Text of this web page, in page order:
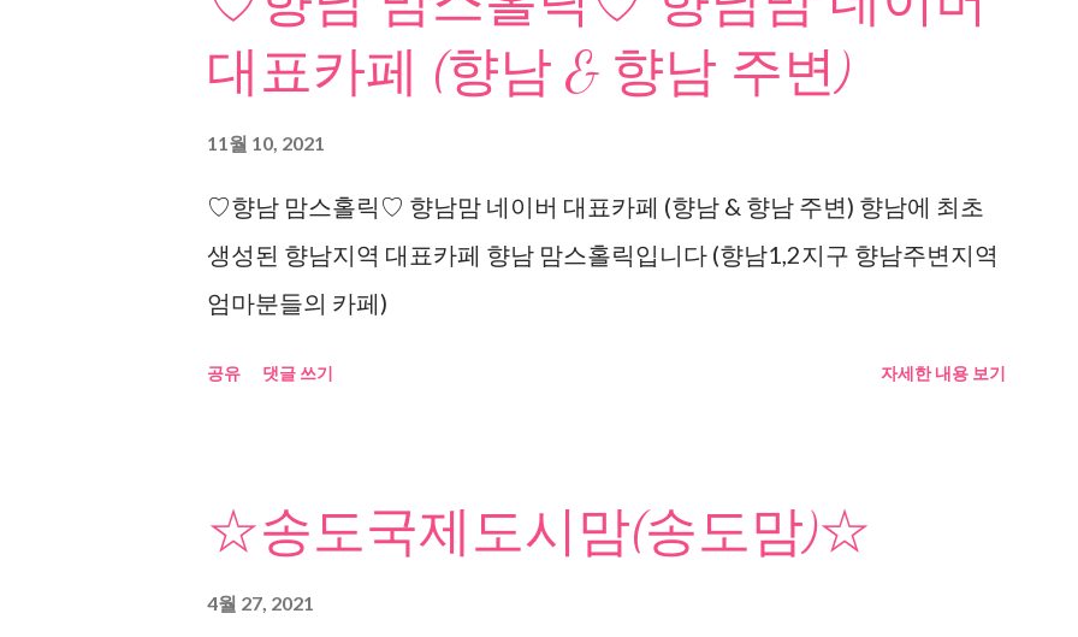
대표카페 (향남 & 향남 주변)
11월 10, 2021
♡향남 맘스홀릭♡ 향남맘 네이버 대표카페 (향남 & 향남 주변) 향남에 최초
생성된 향남지역 대표카페 향남 맘스홀릭입니다 (향남1,2지구 향남주변지역
엄마분들의 카페)
공유 댓글 쓰기 자세한 내용 보기
☆송도국제도시맘(송도맘)☆
4월 27, 2021